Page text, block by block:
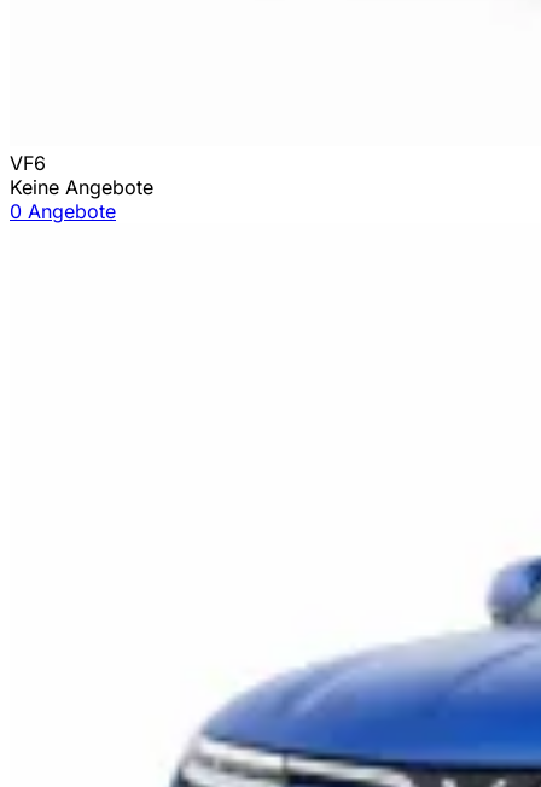
VF6
Keine Angebote
0 Angebote